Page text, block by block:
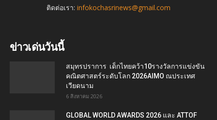
ติดต่อเรา: infokochasrinews@gmail.com
ข่าวเด่นวันนี้
สมุทรปราการ เด็กไทยคว้า10รางวัลการแข่งขัน
คณิตศาสตร์ระดับโลก 2026AIMO ณประเทศ
เวียดนาม
6 สิงหาคม 2026
GLOBAL WORLD AWARDS 2026 และ ATTOF